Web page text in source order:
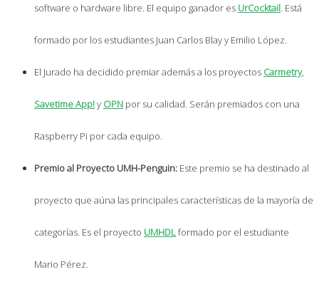
software o hardware libre. El equipo ganador es UrCocktail. Está
formado por los estudiantes Juan Carlos Blay y Emilio López.
El Jurado ha decidido premiar además a los proyectos Carmetry,
Savetime App!y OPN por su calidad. Serán premiados con una
Raspberry Pi por cada equipo.
Premio al Proyecto UMH-Penguin: Este premio se ha destinado al
proyecto que aúna las principales características de la mayoría de
categorías. Es el proyecto UMHDLformado por el estudiante
Mario Pérez.